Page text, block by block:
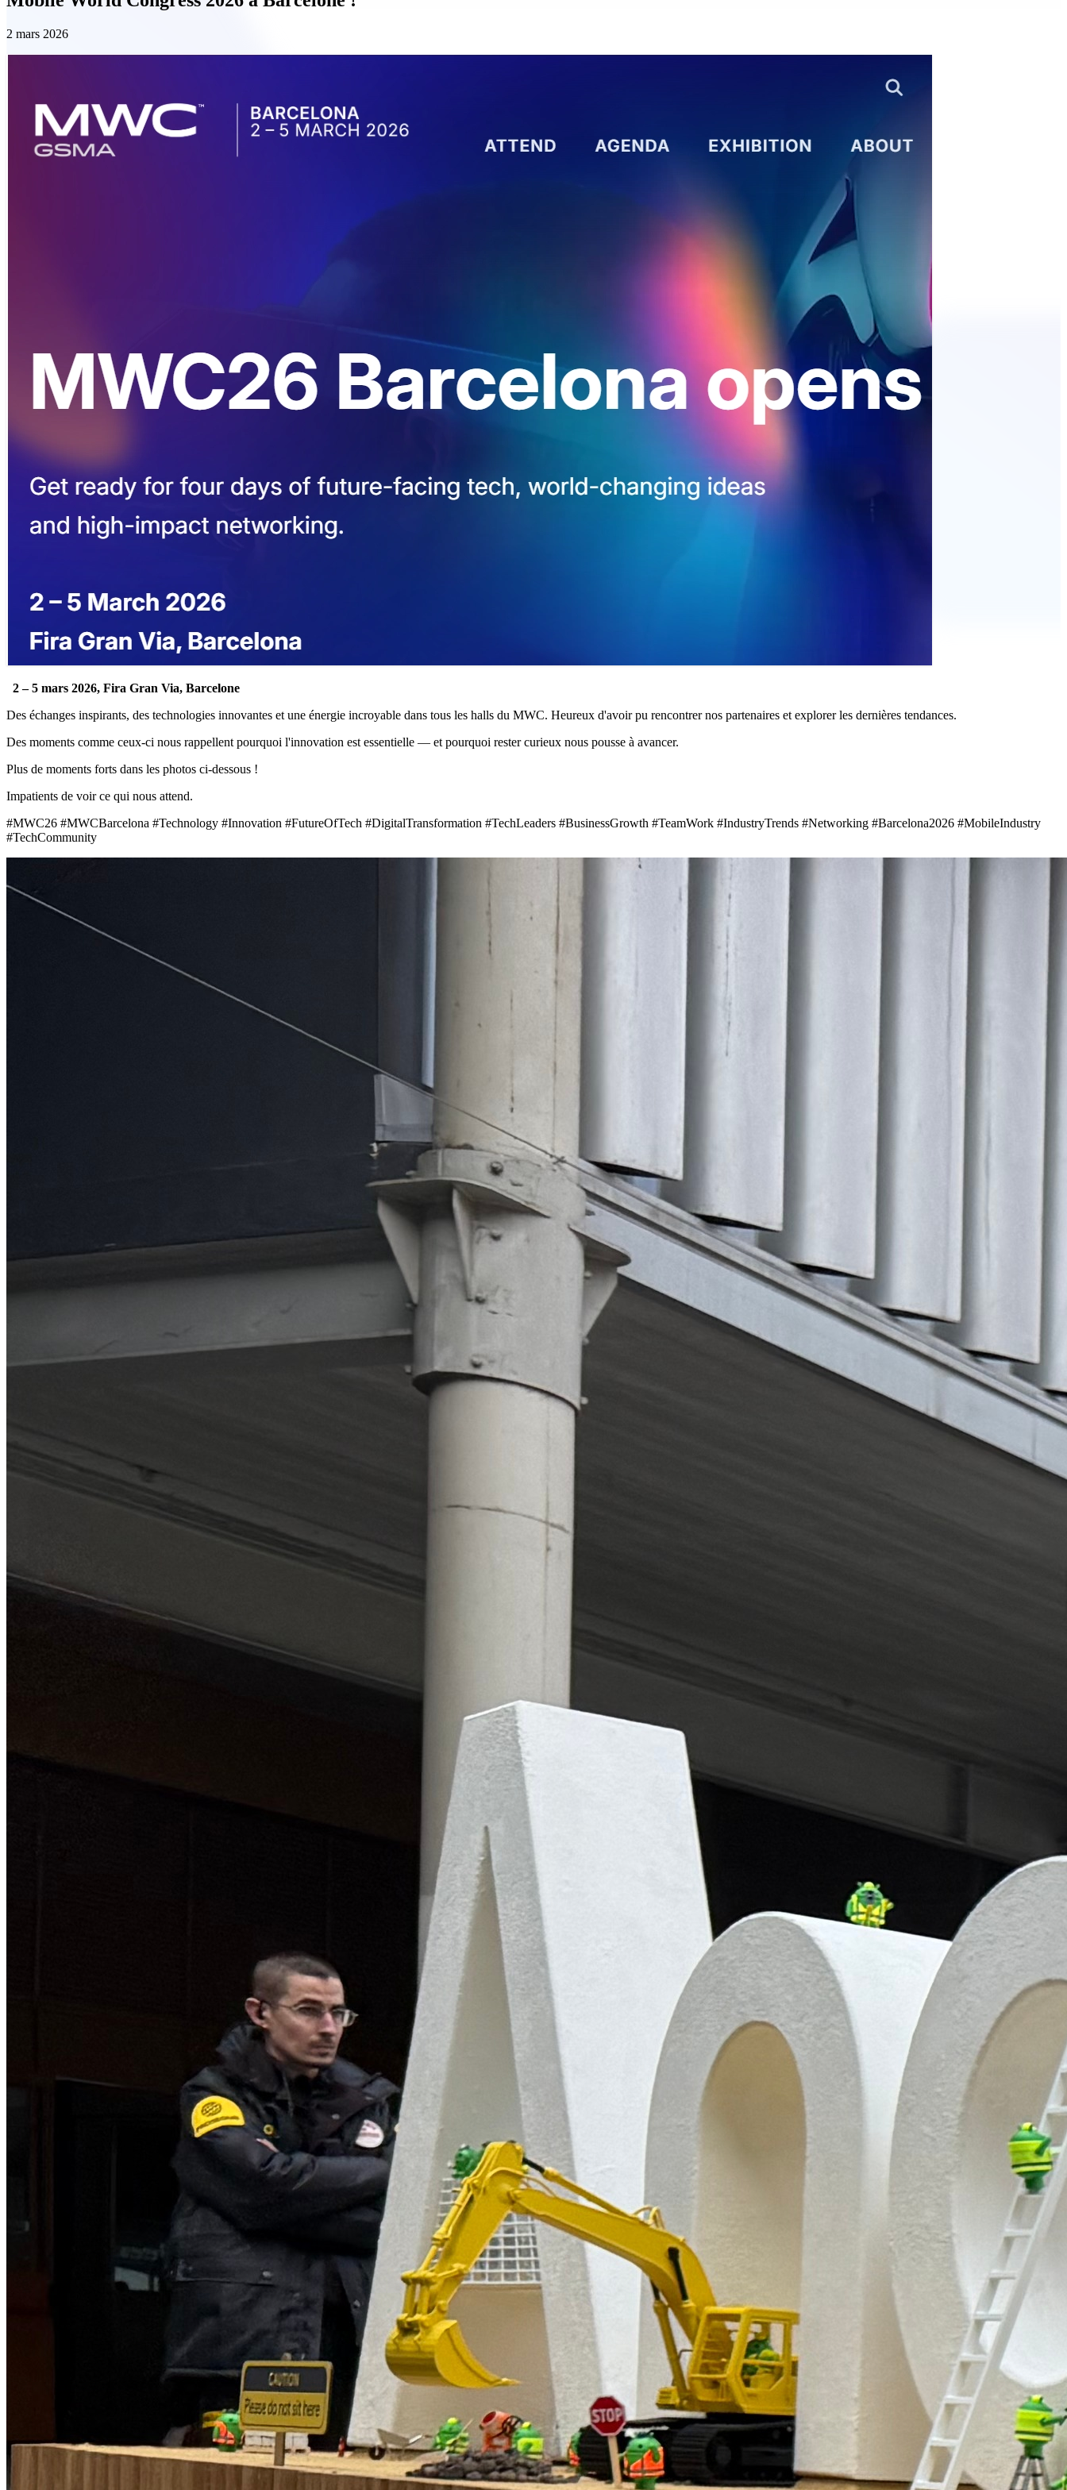
2 mars 2026
2 – 5 mars 2026, Fira Gran Via, Barcelone
Des échanges inspirants, des technologies innovantes et une énergie incroyable dans tous les halls du MWC. Heureux d'avoir pu rencontrer nos partenaires et explorer les dernières tendances.
Des moments comme ceux-ci nous rappellent pourquoi l'innovation est essentielle — et pourquoi rester curieux nous pousse à avancer.
Plus de moments forts dans les photos ci-dessous !
Impatients de voir ce qui nous attend.
#MWC26 #MWCBarcelona #Technology #Innovation #FutureOfTech #DigitalTransformation #TechLeaders #BusinessGrowth #TeamWork #IndustryTrends #Networking #Barcelona2026 #MobileIndustry
#TechCommunity